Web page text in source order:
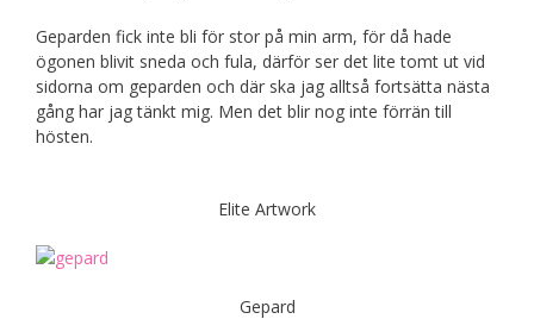
Geparden fick inte bli för stor på min arm, för då hade
ögonen blivit sneda och fula, därför ser det lite tomt ut vid
sidorna om geparden och där ska jag alltså fortsätta nästa
gång har jag tänkt mig. Men det blir nog inte förrän till
hösten.
Elite Artwork
Gepard